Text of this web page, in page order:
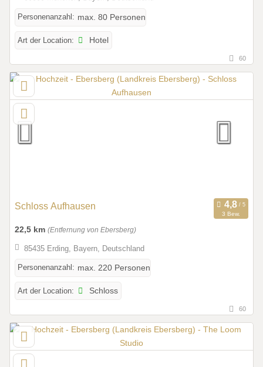
Personenanzahl: max. 80 Personen
Art der Location: Hotel
60
Schloss Aufhausen
3 Bew.
22,5 km (Entfernung von Ebersberg)
85435 Erding, Bayern, Deutschland
Personenanzahl: max. 220 Personen
Art der Location: Schloss
60